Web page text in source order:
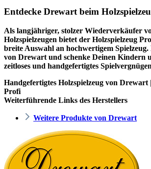
Entdecke Drewart beim
Als langjähriger, stolzer Wiederverkäufer
Holzspielzeugen bietet der Holzspielzeug
breite Auswahl an hochwertigem
von Drewart und schenke Deinen Kindern
zeitloses und handgefertigtes
Handgefertigtes Holzspielzeug von Drewart
Profi
Weiterführende Links des Herstellers
Weitere Produkte von Drewart